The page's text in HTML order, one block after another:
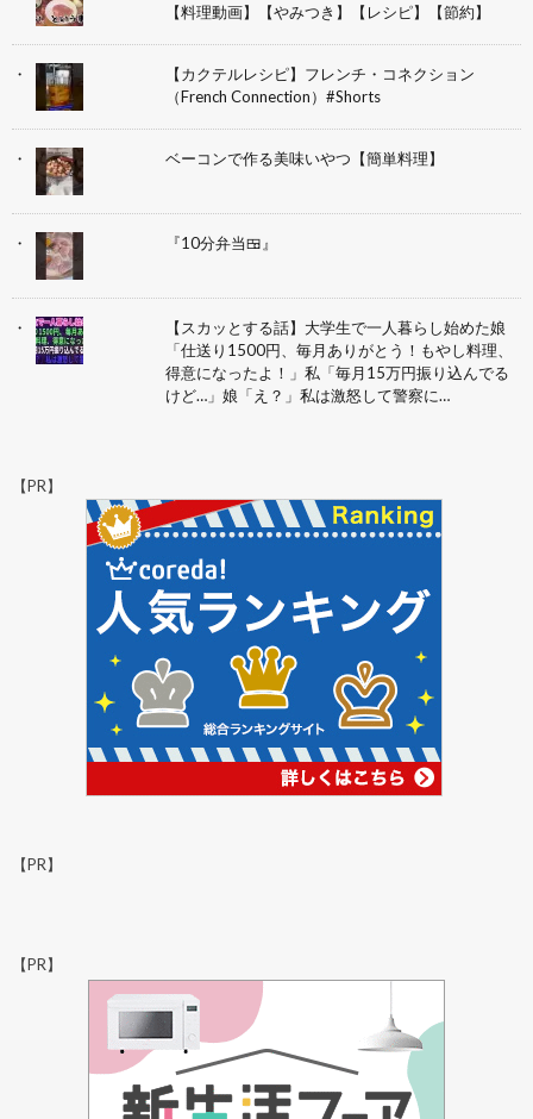
【料理動画】【やみつき】【レシピ】【節約】
【カクテルレシピ】フレンチ・コネクション
（French Connection）#Shorts
ベーコンで作る美味いやつ【簡単料理】
『10分弁当🍱』
【スカッとする話】大学生で一人暮らし始めた娘
「仕送り1500円、毎月ありがとう！もやし料理、
得意になったよ！」私「毎月15万円振り込んでる
けど…」娘「え？」私は激怒して警察に…
【PR】
【PR】
【PR】